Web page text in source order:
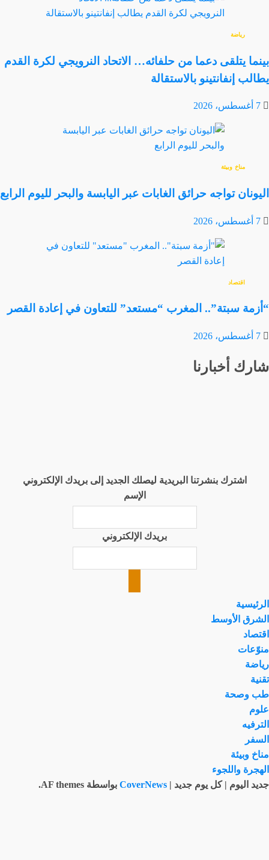
رياضة
بينما يتلقى دعما من حلفائه… الاتحاد النرويجي لكرة القدم
يطالب إنفانتينو بالاستقالة
7 أغسطس، 2026
مناخ وبيئة
اليونان تواجه حرائق الغابات عبر اليابسة والبحر لليوم الرابع
7 أغسطس، 2026
اقتصاد
“أزمة سبتة”.. المغرب “مستعد” للتعاون في إعادة القصر
7 أغسطس، 2026
شارك أخبارنا
اشترك بنشرتنا البريدية ليصلك الجديد إلى بريدك الإلكتروني
الإسم
بريدك الإلكتروني
الرئيسية
الشرق الأوسط
اقتصاد
منوّعات
رياضة
تقنية
طب وصحة
علوم
الترفيه
السفر
مناخ وبيئة
الهجرة واللجوء
جديد اليوم | كل يوم جديد |
CoverNews بواسطة AF themes.